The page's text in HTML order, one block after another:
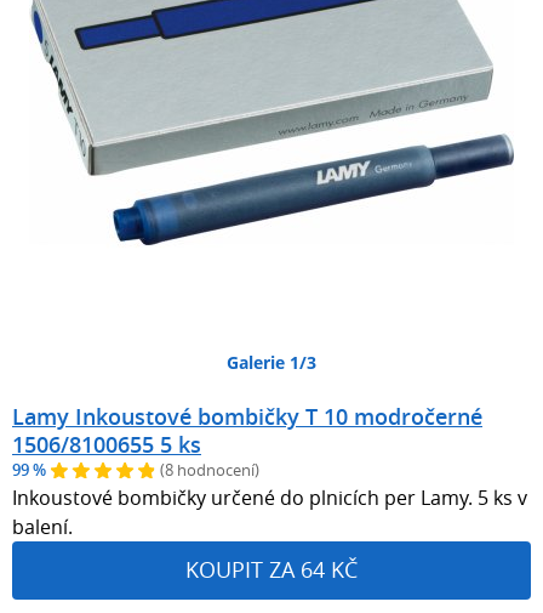
Galerie 1/3
Lamy Inkoustové bombičky T 10 modročerné
1506/8100655 5 ks
99 % (8 hodnocení)
Inkoustové bombičky určené do plnicích per Lamy. 5 ks v
balení.
KOUPIT ZA 64 KČ